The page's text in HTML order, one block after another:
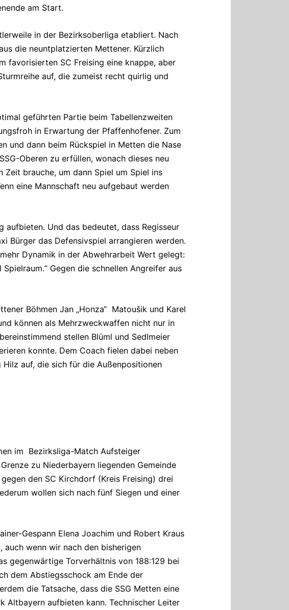
am Start.
in der Bezirksoberliga etabliert. Nach
die neuntplatzierten Mettener. Kürzlich
favorisierten SC Freising eine knappe, aber
auf, die zumeist recht quirlig und
geführten Partie beim Tabellenzweiten
in Erwartung der Pfaffenhofener. Zum
und dann beim Rückspiel in Metten die Nase
Oberen zu erfüllen, wonach dieses neu
brauche, um dann Spiel um Spiel ins
eine Mannschaft neu aufgebaut werden
aufbieten. Und das bedeutet, dass Regisseur
Bürger das Defensivspiel arrangieren werden.
Dynamik in der Abwehrarbeit Wert gelegt:
Gegen die schnellen Angreifer aus
Böhmen Jan „Honza“ Matoušik und Karel
können als Mehrzweckwaffen nicht nur in
stellen Blüml und Sedlmeier
konnte. Dem Coach fielen dabei neben
auf, die sich für die Außenpositionen
im Bezirksliga-Match Aufsteiger
zu Niederbayern liegenden Gemeinde
den SC Kirchdorf (Kreis Freising) drei
wollen sich nach fünf Siegen und einer
Gespann Elena Joachim und Robert Kraus
auch wenn wir nach den bisherigen
gegenwärtige Torverhältnis von 188:129 bei
dem Abstiegsschock am Ende der
die Tatsache, dass die SSG Metten eine
Altbayern aufbieten kann. Technischer Leiter